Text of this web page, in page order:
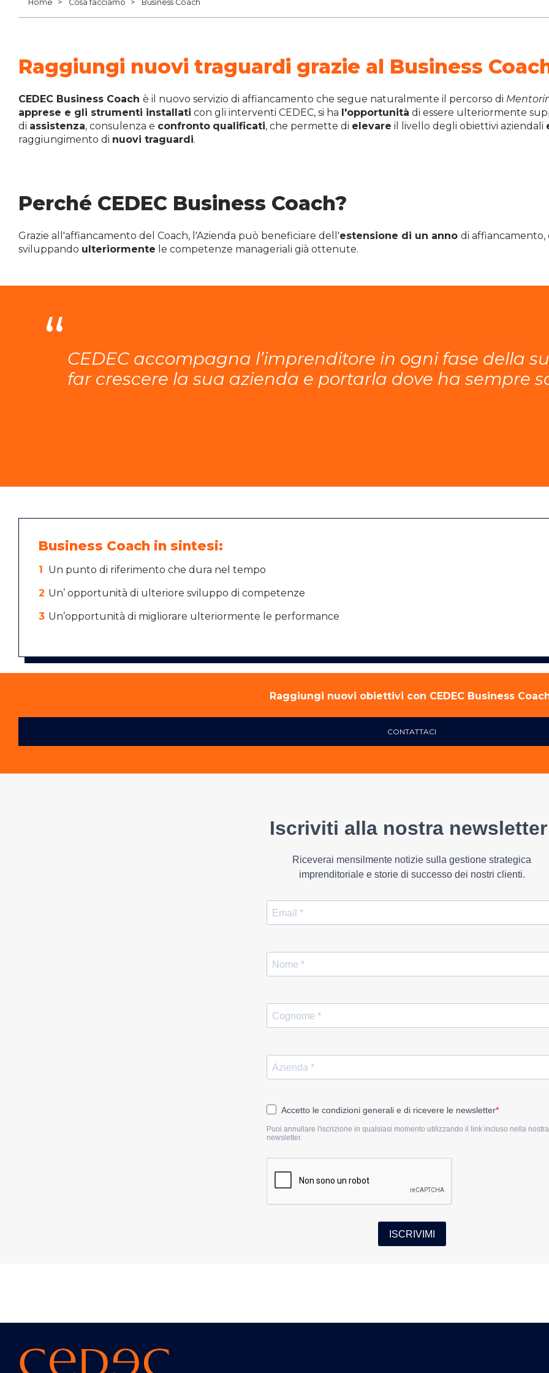
Home Cosa facciamo Business Coach
Raggiungi nuovi traguardi grazie al Business
CEDEC Business Coach è il nuovo servizio di affiancamento che segue naturalmente il percorso di
apprese e gli strumenti installati con gli interventi CEDEC, si ha l'opportunità di essere ulteriormente
di assistenza, consulenza e confronto qualificati, che permette di elevare il livello degli obiettivi aziendali
raggiungimento di nuovi traguardi.
Perché CEDEC Business Coach?
Grazie all'affiancamento del Coach, l'Azienda può beneficiare dell'estensione di un anno di
sviluppando ulteriormente le competenze manageriali già ottenute.
CEDEC accompagna l’imprenditore in ogni fase della
far crescere la sua azienda e portarla dove ha sempre
Business Coach in sintesi:
Un punto di riferimento che dura nel tempo
Un’ opportunità di ulteriore sviluppo di competenze
Un’opportunità di migliorare ulteriormente le performance
Raggiungi nuovi obiettivi con CEDEC Business
CONTATTACI